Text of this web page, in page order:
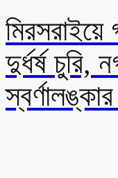
দুর্ধর্ষ